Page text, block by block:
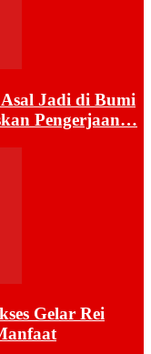
Jadi di Bumi
Pengerjaan…
Gelar Rei